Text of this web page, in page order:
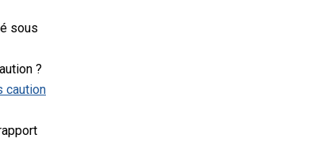
sous
?
caution